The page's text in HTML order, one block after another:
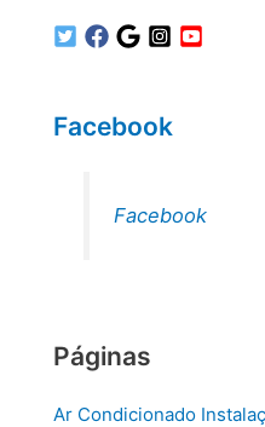
Facebook
Facebook
Páginas
Ar Condicionado